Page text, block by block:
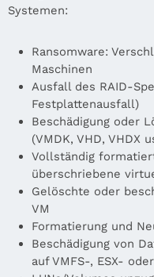
Systemen:
Ransomware:
Maschinen
Ausfall des RAID-
Festplattenausfall)
Beschädigung oder
(VMDK, VHD, VHDX
Vollständig
überschriebene
Gelöschte oder
VM
Formatierung und
Beschädigung von
auf VMFS-, ESX-